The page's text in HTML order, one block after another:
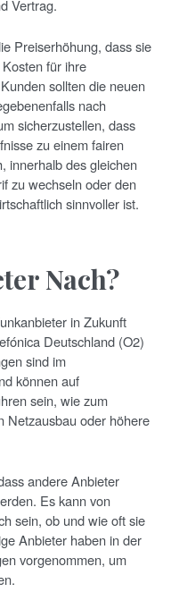
Vertrag.
Preiserhöhung, dass sie
für ihre
sollten die neuen
nach
sicherzustellen, dass
zu einem fairen
innerhalb des gleichen
zu wechseln oder den
sinnvoller ist.
Nach?
in Zukunft
Deutschland (O2)
sind im
können auf
sein, wie zum
Netzausbau oder höhere
andere Anbieter
Es kann von
sein, ob und wie oft sie
Anbieter haben in der
vorgenommen, um